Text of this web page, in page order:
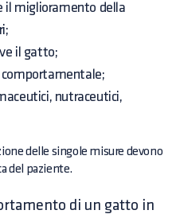
il miglioramento della
il gatto;
comportamentale;
nutraceutici,
delle singole misure devono
del paziente.
di un gatto in